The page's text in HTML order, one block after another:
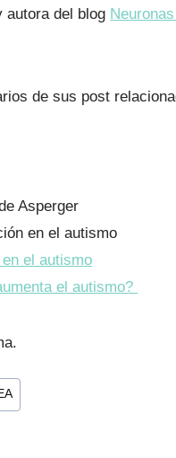
autora del blog
de sus post
Asperger
en el autismo
el autismo
el autismo?